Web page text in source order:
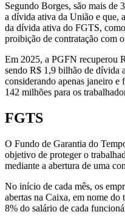
Segundo Borges, são mais de
a dívida ativa da União e que,
da dívida ativa do FGTS,
proibição de contratação com
Em 2025, a PGFN recuperou
sendo R$ 1,9 bilhão de dívida
considerando apenas janeiro
142 milhões para os
FGTS
O Fundo de Garantia do
objetivo de proteger o
mediante a abertura de uma
No início de cada mês, os
abertas na Caixa, em nome do
8% do salário de cada